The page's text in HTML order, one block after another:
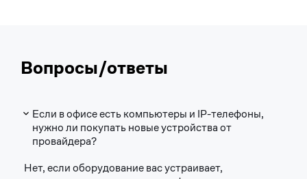
Вопросы/ответы
Если в офисе есть компьютеры и IP-телефоны,
нужно ли покупать новые устройства от
провайдера?
Нет, если оборудование вас устраивает,